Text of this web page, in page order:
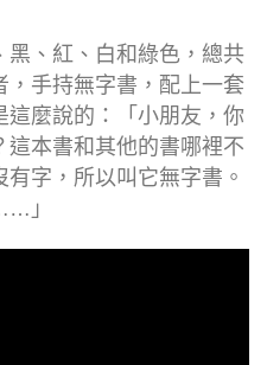
黑、紅、白和綠色，總共
，手持無字書，配上一套
這麼說的：「小朋友，你
這本書和其他的書哪裡不
字，所以叫它無字書。
」